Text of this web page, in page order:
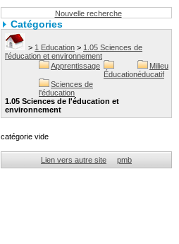
Nouvelle recherche
Catégories
> 1 Education > 1.05 Sciences de
l'éducation et environnement
Apprentissage
Éducation
Milieu
éducatif
Sciences de
l'éducation
1.05 Sciences de l'éducation et
environnement
catégorie vide
Lien vers autre site pmb